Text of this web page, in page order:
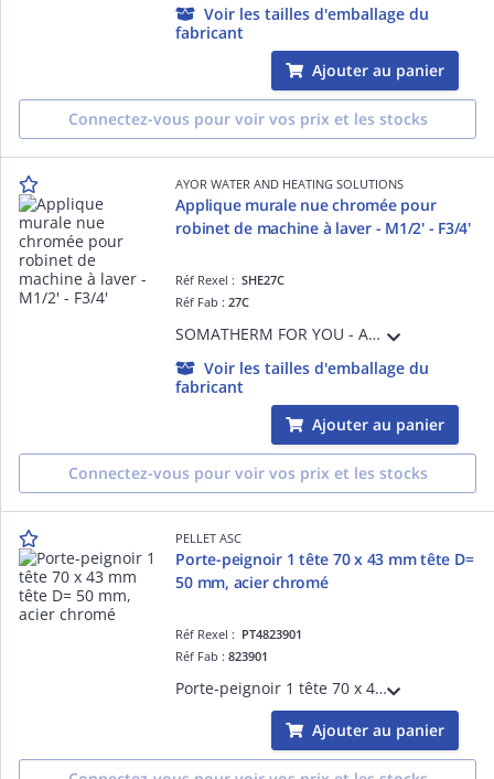
Voir les tailles d'emballage du
fabricant
Ajouter au panier
Connectez-vous pour voir vos prix et les stocks
AYOR WATER AND HEATING SOLUTIONS
Applique murale nue chromée pour
robinet de machine à laver - M1/2' - F3/4'
Réf Rexel :SHE27C
Réf Fab :27C
SOMATHERM FOR YOU - Applique murale nue pour robinet de machine à laver - Esthétique et robuste, facile d'installation - M1/2' - F3/4' - Laiton chromé - ACS
Voir les tailles d'emballage du
fabricant
Ajouter au panier
Connectez-vous pour voir vos prix et les stocks
PELLET ASC
Porte-peignoir 1 tête 70 x 43 mm tête D=
50 mm, acier chromé
Réf Rexel : PT4823901
Réf Fab :823901
Porte-peignoir 1 tête 70 x 43 mm tête D= 50 mm, acier chromé, fixations invisibles, visserie non fournie.
Ajouter au panier